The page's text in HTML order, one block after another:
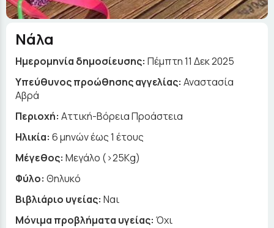
Νάλα
Ημερομηνία δημοσίευσης: Πέμπτη 11 Δεκ 2025
Yπεύθυνος προώθησης αγγελίας: Αναστασία
Αβρά
Περιοχή: Αττική-Βόρεια Προάστεια
Ηλικία: 6 μηνών έως 1 έτους
Μέγεθος: Μεγάλο (>25Kg)
Φύλο: Θηλυκό
Βιβλιάριο υγείας: Ναι
Μόνιμα προβλήματα υγείας: Όχι